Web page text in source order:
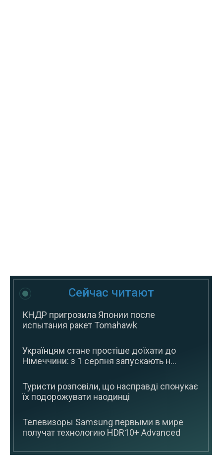
Сейчас читают
КНДР пригрозила Японии после
испытания ракет Tomahawk
Українцям стане простіше доїхати до
Німеччини: з 1 серпня запускають н...
Туристи розповіли, що насправді спонукає
їх подорожувати наодинці
Телевизоры Samsung первыми в мире
получат технологию HDR10+ Advanced